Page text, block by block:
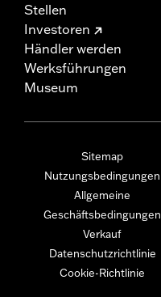
Stellen
Investoren
Händler werden
Werksführungen
Museum
Sitemap
Nutzungsbedingungen
Allgemeine
Geschäftsbedingungen
Verkauf
Datenschutzrichtlinie
Cookie-Richtlinie